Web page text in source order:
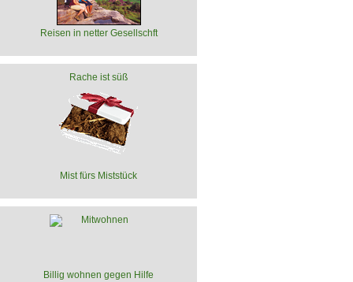
Reisen in netter Gesellschft
Rache ist süß
Mist fürs Miststück
Billig wohnen gegen Hilfe